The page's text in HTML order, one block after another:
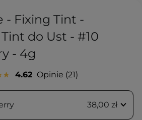
- Fixing Tint -
do Ust - #10
- 4g
4.62 Opinie 21
38,00 zł